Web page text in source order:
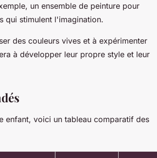
un ensemble de peinture pour
qui stimulent l'imagination.
des couleurs vives et à expérimenter
à développer leur propre style et leur
enfant, voici un tableau comparatif des